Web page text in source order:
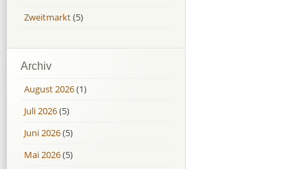
Zweitmarkt(5)
Archiv
August 2026(1)
Juli 2026(5)
Juni 2026(5)
Mai 2026(5)